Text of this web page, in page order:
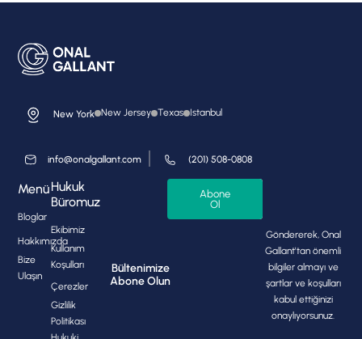
New York New Jersey Texas Istanbul
info@onalgallant.com (201) 508-0808
Menü
Bloglar
Hakkımızda
Bize
Ulaşın
Hukuk
Büromuz
Ekibimiz
Kullanım
Koşulları
Çerezler
Gizlilik
Politikası
Bültenimize
Abone Olun
Abone
Ol
Göndererek, Onal
Gallant'tan önemli
bilgiler almayı ve
şartlar ve koşulları
kabul ettiğinizi
onaylıyorsunuz.